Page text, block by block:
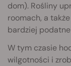
dom). Rośliny
roomach, a
bardziej
W tym czasie
wilgotności i